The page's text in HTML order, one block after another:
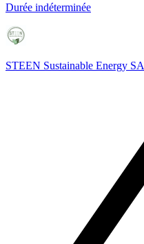
Durée indéterminée
STEEN Sustainable Energy SA